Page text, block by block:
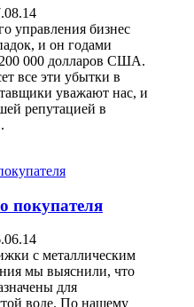
управления бизнес
и он годами
000 долларов США.
все эти убытки в
уважают нас, и
репутацией в
покупателя
с металлическим
мы выяснили, что
для
воде. По нашему